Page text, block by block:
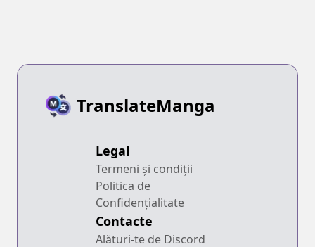
TranslateManga
Legal
Termeni și condiții
Politica de
Confidențialitate
Contacte
Alături-te de Discord